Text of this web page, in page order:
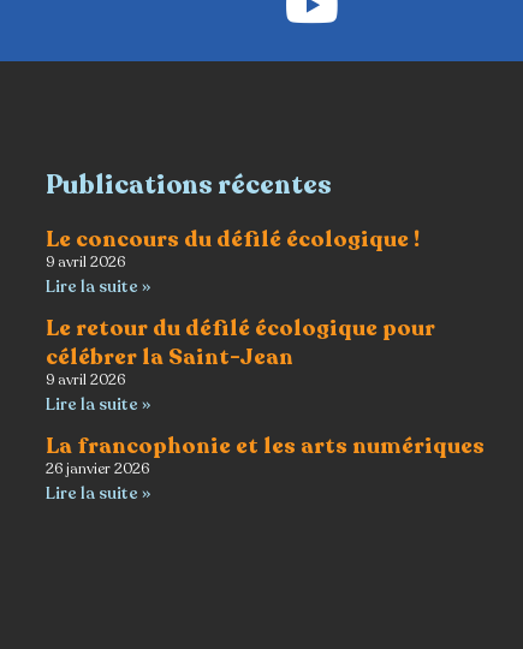
Publications récentes
Le concours du défilé écologique !
9 avril 2026
Lire la suite »
Le retour du défilé écologique pour
célébrer la Saint-Jean
9 avril 2026
Lire la suite »
La francophonie et les arts numériques
26 janvier 2026
Lire la suite »